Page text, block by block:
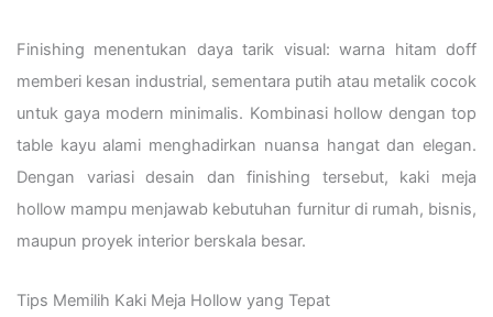
Finishing menentukan daya tarik visual: warna hitam doff
memberi kesan industrial, sementara putih atau metalik cocok
untuk gaya modern minimalis. Kombinasi hollow dengan top
table kayu alami menghadirkan nuansa hangat dan elegan.
Dengan variasi desain dan finishing tersebut, kaki meja
hollow mampu menjawab kebutuhan furnitur di rumah, bisnis,
maupun proyek interior berskala besar.
Tips Memilih Kaki Meja Hollow yang Tepat